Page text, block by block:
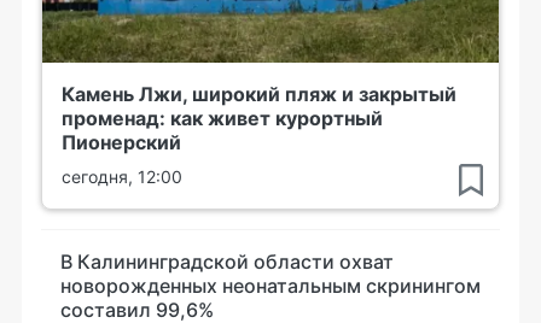
Камень Лжи, широкий пляж и закрытый
променад: как живет курортный
Пионерский
сегодня, 12:00
В Калининградской области охват
новорожденных неонатальным скринингом
составил 99,6%